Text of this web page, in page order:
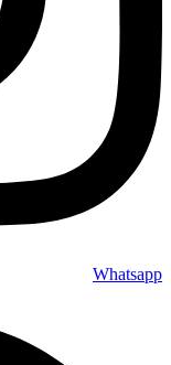
Whatsapp